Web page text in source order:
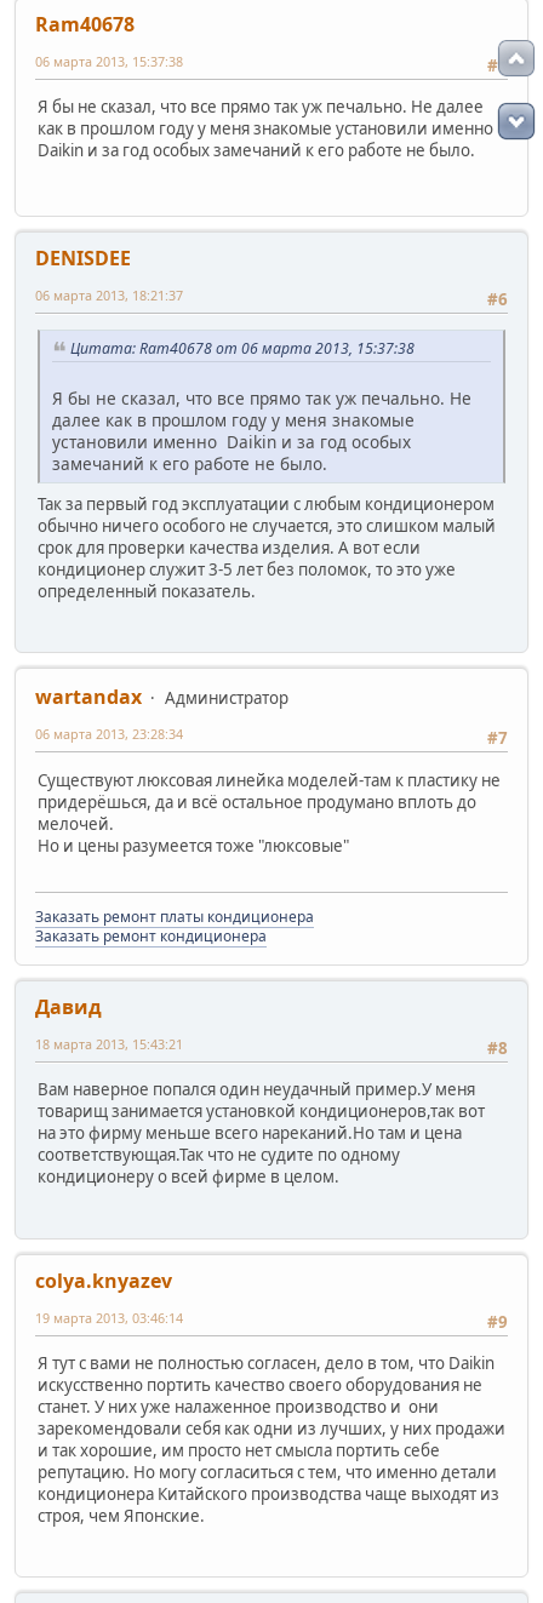
Ram40678
#5
06 марта 2013, 15:37:38
Я бы не сказал, что все прямо так уж печально. Не далее
как в прошлом году у меня знакомые установили именно
Daikin и за год особых замечаний к его работе не было.
DENISDEE
#6
06 марта 2013, 18:21:37
Цитата: Ram40678 от 06 марта 2013, 15:37:38
Я бы не сказал, что все прямо так уж печально. Не
далее как в прошлом году у меня знакомые
установили именно Daikin и за год особых
замечаний к его работе не было.
Так за первый год эксплуатации с любым кондиционером
обычно ничего особого не случается, это слишком малый
срок для проверки качества изделия. А вот если
кондиционер служит 3-5 лет без поломок, то это уже
определенный показатель.
wartandax
Администратор
#7
06 марта 2013, 23:28:34
Существуют люксовая линейка моделей-там к пластику не
придерёшься, да и всё остальное продумано вплоть до
мелочей.
Но и цены разумеется тоже "люксовые"
Заказать ремонт платы кондиционера
Заказать ремонт кондиционера
Давид
#8
18 марта 2013, 15:43:21
Вам наверное попался один неудачный пример.У меня
товарищ занимается установкой кондиционеров,так вот
на это фирму меньше всего нареканий.Но там и цена
соответствующая.Так что не судите по одному
кондиционеру о всей фирме в целом.
colya.knyazev
#9
19 марта 2013, 03:46:14
Я тут с вами не полностью согласен, дело в том, что Daikin
искусственно портить качество своего оборудования не
станет. У них уже налаженное производство и они
зарекомендовали себя как одни из лучших, у них продажи
и так хорошие, им просто нет смысла портить себе
репутацию. Но могу согласиться с тем, что именно детали
кондиционера Китайского производства чаще выходят из
строя, чем Японские.